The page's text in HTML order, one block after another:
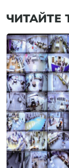
ЧИТАЙТЕ